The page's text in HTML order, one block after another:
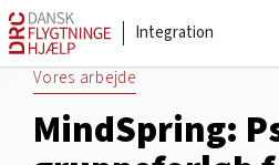
Integration
Vores arbejde
MindSpring: